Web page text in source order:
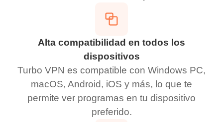
Alta compatibilidad en todos los
dispositivos
Turbo VPN es compatible con Windows PC,
macOS, Android, iOS y más, lo que te
permite ver programas en tu dispositivo
preferido.